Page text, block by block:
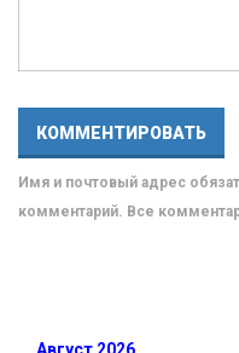
Имя и почтовый адрес
комментарий. Все